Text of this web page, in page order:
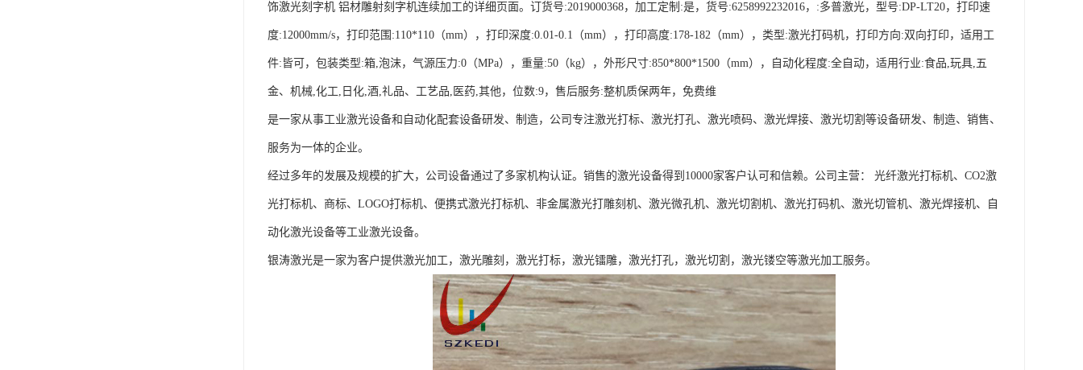
饰激光刻字机 铝材雕射刻字机连续加工的详细页面。订货号:2019000368，加工定制:是，货号:6258992232016，:多普激光，型号:DP-LT20，打印速
度:12000mm/s，打印范围:110*110（mm），打印深度:0.01-0.1（mm），打印高度:178-182（mm），类型:激光打码机，打印方向:双向打印，适用工
件:皆可，包装类型:箱,泡沫，气源压力:0（MPa），重量:50（kg），外形尺寸:850*800*1500（mm），自动化程度:全自动，适用行业:食品,玩具,五
金、机械,化工,日化,酒,礼品、工艺品,医药,其他，位数:9，售后服务:整机质保两年，免费维
是一家从事工业激光设备和自动化配套设备研发、制造，公司专注激光打标、激光打孔、激光喷码、激光焊接、激光切割等设备研发、制造、销售、
服务为一体的企业。
经过多年的发展及规模的扩大，公司设备通过了多家机构认证。销售的激光设备得到10000家客户认可和信赖。公司主营： 光纤激光打标机、CO2激
光打标机、商标、LOGO打标机、便携式激光打标机、非金属激光打雕刻机、激光微孔机、激光切割机、激光打码机、激光切管机、激光焊接机、自
动化激光设备等工业激光设备。
银涛激光是一家为客户提供激光加工，激光雕刻，激光打标，激光镭雕，激光打孔，激光切割，激光镂空等激光加工服务。